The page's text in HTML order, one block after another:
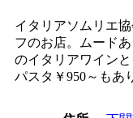
イタリアソムリエ
フのお店。ムード
のイタリアワイン
パスタ￥950～もあ